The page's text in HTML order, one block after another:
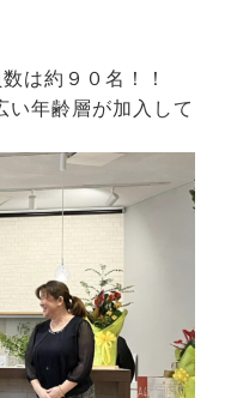
は約９０名！！
年齢層が加入して